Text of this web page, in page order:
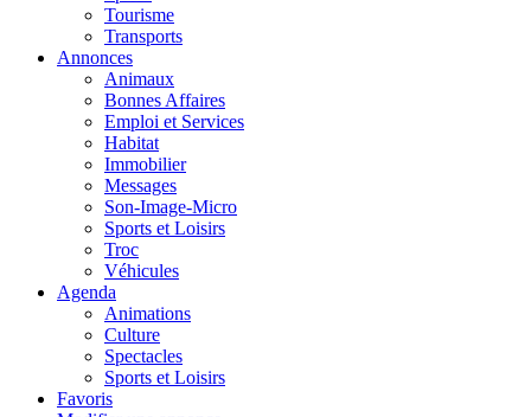
Tourisme
Transports
Annonces
Animaux
Bonnes Affaires
Emploi et Services
Habitat
Immobilier
Messages
Son-Image-Micro
Sports et Loisirs
Troc
Véhicules
Agenda
Animations
Culture
Spectacles
Sports et Loisirs
Favoris